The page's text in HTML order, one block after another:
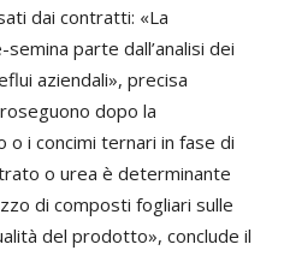
dai contratti: «La
parte dall’analisi dei
aziendali», precisa
dopo la
o i concimi ternari in fase di
o urea è determinante
di composti fogliari sulle
del prodotto», conclude il